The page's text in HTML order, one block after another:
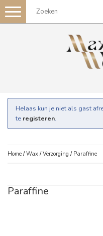
Toggle
navigation
Helaas kun je niet als gast
te registeren.
Home /Wax /Verzorging / Paraffine
Paraffine